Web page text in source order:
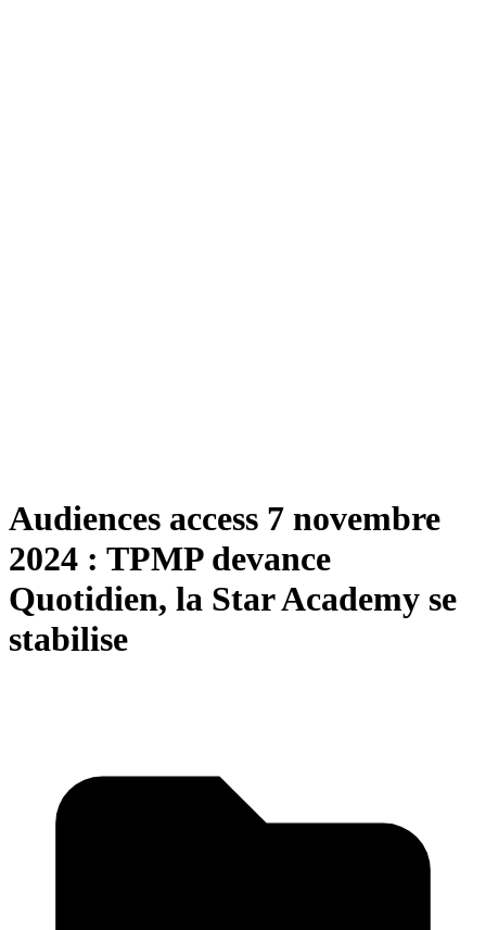
Audiences access 7 novembre
2024 : TPMP devance
Quotidien, la Star Academy se
stabilise